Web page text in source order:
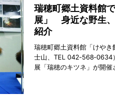
瑞穂町郷土資料館
展」 身近な野生
紹介
瑞穂町郷土資料館「けやき
士山、TEL 042‐568‐0634
展「瑞穂のキツネ」が開催